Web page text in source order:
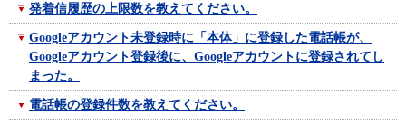
発着信履歴の上限数を教えてください。
Googleアカウント未登録時に「本体」に登録した電話帳が、
Googleアカウント登録後に、Googleアカウントに登録されてし
まった。
電話帳の登録件数を教えてください。